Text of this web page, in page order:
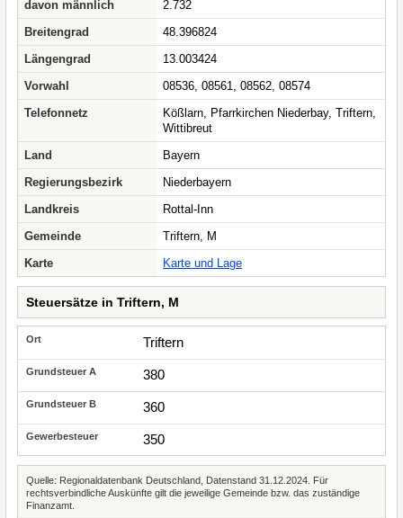
davon männlich
2.732
Breitengrad
48.396824
Längengrad
13.003424
Vorwahl
08536, 08561, 08562, 08574
Telefonnetz
Kößlarn, Pfarrkirchen Niederbay, Triftern,
Wittibreut
Land
Bayern
Regierungsbezirk
Niederbayern
Landkreis
Rottal-Inn
Gemeinde
Triftern, M
Karte
Karte und Lage
Steuersätze in Triftern, M
Triftern
380
360
350
Quelle: Regionaldatenbank Deutschland, Datenstand 31.12.2024. Für
rechtsverbindliche Auskünfte gilt die jeweilige Gemeinde bzw. das zuständige
Finanzamt.